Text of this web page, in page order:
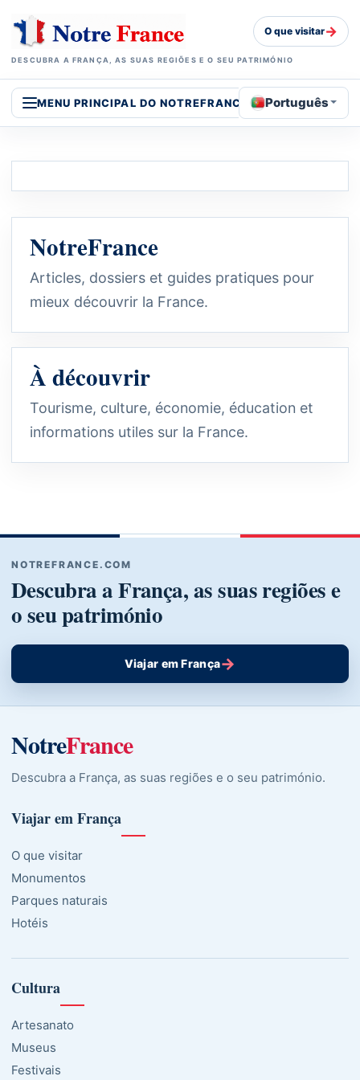
DESCUBRA A FRANÇA, AS SUAS REGIÕES E O SEU PATRIMÓNIO
O que visitar→
MENU PRINCIPAL DO NOTREFRANCE Português
NotreFrance
Articles, dossiers et guides pratiques pour
mieux découvrir la France.
À découvrir
Tourisme, culture, économie, éducation et
informations utiles sur la France.
NOTREFRANCE.COM
Descubra a França, as suas regiões e
o seu património
Viajar em França→
NotreFrance
Descubra a França, as suas regiões e o seu património.
Viajar em França
O que visitar
Monumentos
Parques naturais
Hotéis
Cultura
Artesanato
Museus
Festivais